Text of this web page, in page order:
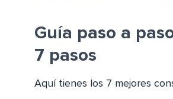
Guía paso a
7 pasos
Aquí tienes los 7 mejores